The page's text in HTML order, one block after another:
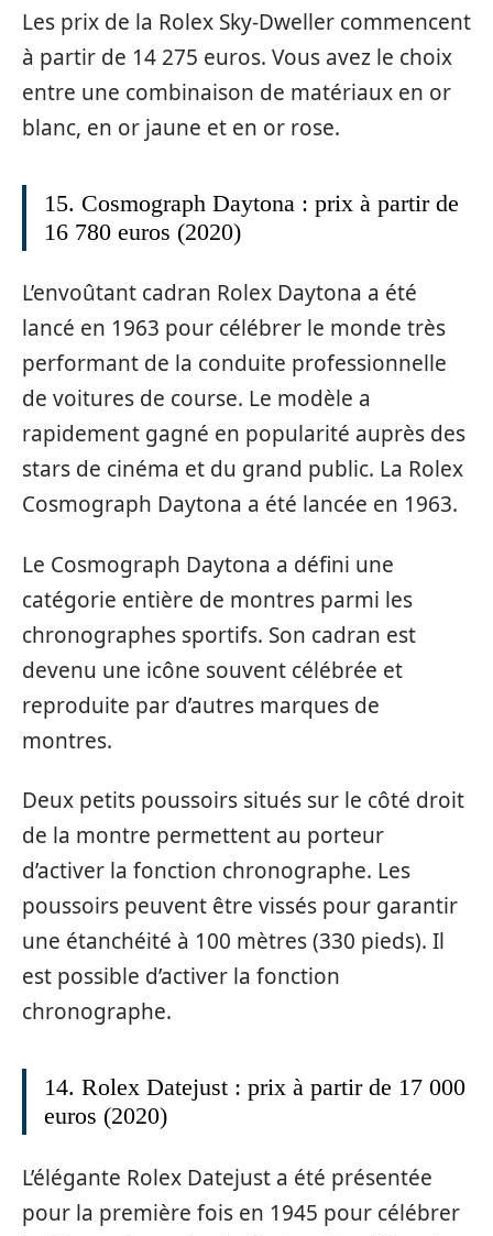
Les prix de la Rolex Sky-Dweller commencent
à partir de 14 275 euros. Vous avez le choix
entre une combinaison de matériaux en or
blanc, en or jaune et en or rose.
15. Cosmograph Daytona : prix à partir de
16 780 euros (2020)
L’envoûtant cadran Rolex Daytona a été
lancé en 1963 pour célébrer le monde très
performant de la conduite professionnelle
de voitures de course. Le modèle a
rapidement gagné en popularité auprès des
stars de cinéma et du grand public. La Rolex
Cosmograph Daytona a été lancée en 1963.
Le Cosmograph Daytona a défini une
catégorie entière de montres parmi les
chronographes sportifs. Son cadran est
devenu une icône souvent célébrée et
reproduite par d’autres marques de
montres.
Deux petits poussoirs situés sur le côté droit
de la montre permettent au porteur
d’activer la fonction chronographe. Les
poussoirs peuvent être vissés pour garantir
une étanchéité à 100 mètres (330 pieds). Il
est possible d’activer la fonction
chronographe.
14. Rolex Datejust : prix à partir de 17 000
euros (2020)
L’élégante Rolex Datejust a été présentée
pour la première fois en 1945 pour célébrer